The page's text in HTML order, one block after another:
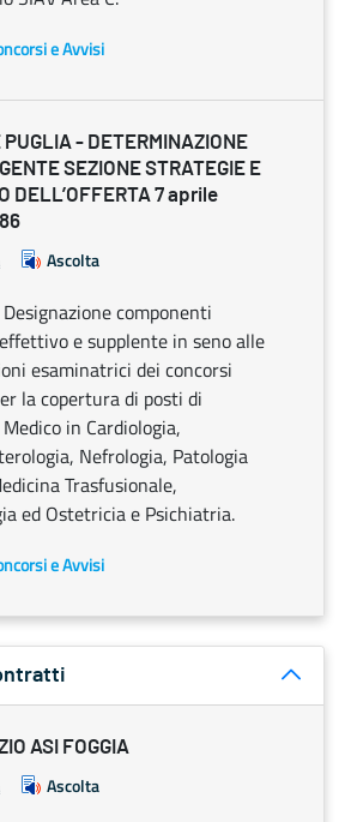
e Avvisi
PUGLIA - DETERMINAZIONE
SEZIONE STRATEGIE E
DELL’OFFERTA 7 aprile
Ascolta
componenti
e supplente in seno alle
esaminatrici dei concorsi
la copertura di posti di
in Cardiologia,
Nefrologia, Patologia
Trasfusionale,
ed Ostetricia e Psichiatria.
e Avvisi
ASI FOGGIA
Ascolta